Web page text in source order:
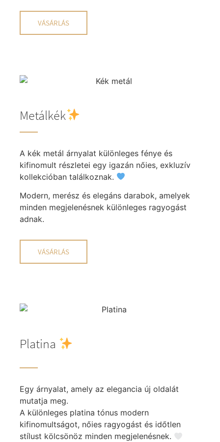
VÁSÁRLÁS
Metálkék
A kék metál árnyalat különleges fénye és
kifinomult részletei egy igazán nőies, exkluzív
kollekcióban találkoznak.
Modern, merész és elegáns darabok, amelyek
minden megjelenésnek különleges ragyogást
adnak.
VÁSÁRLÁS
Platina
Egy árnyalat, amely az elegancia új oldalát
mutatja meg.
A különleges platina tónus modern
kifinomultságot, nőies ragyogást és időtlen
stílust kölcsönöz minden megjelenésnek.